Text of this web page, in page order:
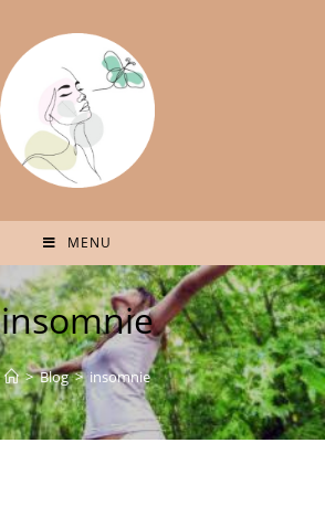
MENU
insomnie
> Blog > insomnie